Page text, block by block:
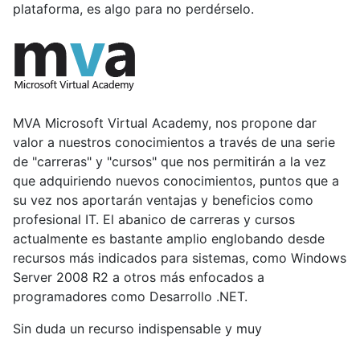
plataforma, es algo para no perdérselo.
MVA Microsoft Virtual Academy, nos propone dar
valor a nuestros conocimientos a través de una serie
de "carreras" y "cursos" que nos permitirán a la vez
que adquiriendo nuevos conocimientos, puntos que a
su vez nos aportarán ventajas y beneficios como
profesional IT. El abanico de carreras y cursos
actualmente es bastante amplio englobando desde
recursos más indicados para sistemas, como Windows
Server 2008 R2 a otros más enfocados a
programadores como Desarrollo .NET.
Sin duda un recurso indispensable y muy